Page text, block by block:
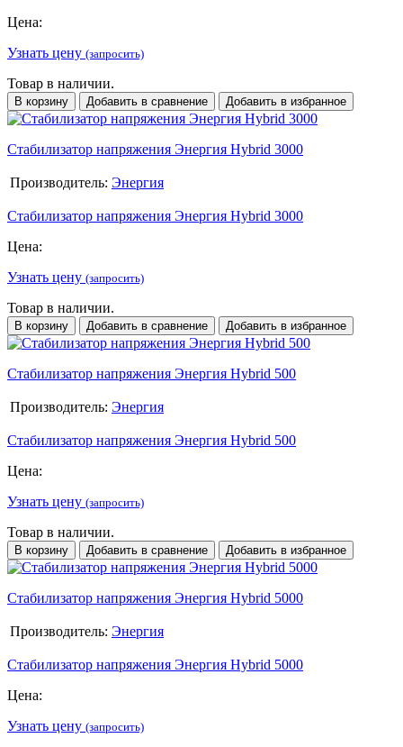
Цена:
Узнать цену (запросить)
Товар в наличии.
В корзину Добавить в сравнение Добавить в избранное
Стабилизатор напряжения Энергия Hybrid 3000
Производитель: Энергия
Стабилизатор напряжения Энергия Hybrid 3000
Цена:
Узнать цену (запросить)
Товар в наличии.
В корзину Добавить в сравнение Добавить в избранное
Стабилизатор напряжения Энергия Hybrid 500
Производитель: Энергия
Стабилизатор напряжения Энергия Hybrid 500
Цена:
Узнать цену (запросить)
Товар в наличии.
В корзину Добавить в сравнение Добавить в избранное
Стабилизатор напряжения Энергия Hybrid 5000
Производитель: Энергия
Стабилизатор напряжения Энергия Hybrid 5000
Цена:
Узнать цену (запросить)